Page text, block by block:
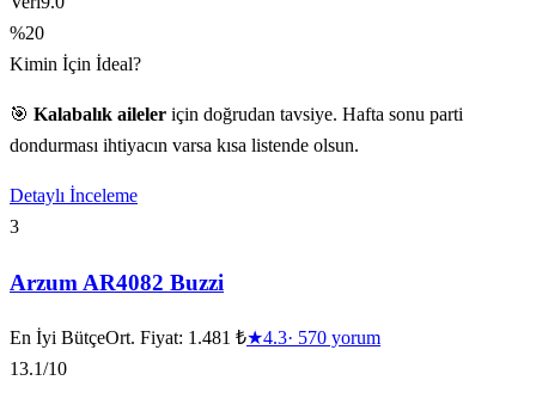
%20
Kimin İçin İdeal?
🎯 Kalabalık aileler için doğrudan tavsiye. Hafta sonu parti
dondurması ihtiyacın varsa kısa listende olsun.
Detaylı İnceleme
3
Arzum AR4082 Buzzi
En İyi BütçeOrt. Fiyat: 1.481 ₺★4.3· 570 yorum
13.1/10